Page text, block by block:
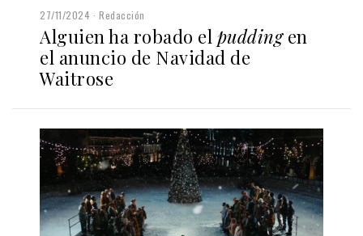
27/11/2024 Redacción
Alguien ha robado el puddingen
el anuncio de Navidad de
Waitrose